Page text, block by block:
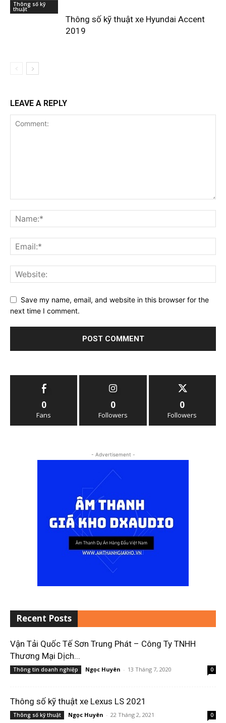
Thông số kỹ
thuật
Thông số kỹ thuật xe Hyundai Accent
2019
LEAVE A REPLY
Save my name, email, and website in this browser for the
next time I comment.
0
Fans
0
Followers
0
Followers
- Advertisement -
Recent Posts
Vận Tải Quốc Tế Sơn Trung Phát – Công Ty TNHH
Thương Mại Dịch...
Thông tin doanh nghiệp Ngọc Huyên - 13 Tháng 7, 2020 0
Thông số kỹ thuật xe Lexus LS 2021
Thông số kỹ thuật Ngọc Huyên - 22 Tháng 2, 2021 0